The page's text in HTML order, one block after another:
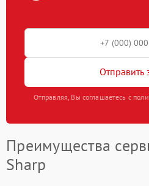
Отправить
Отправляя, Вы соглашаетесь с
Преимущества
Sharp